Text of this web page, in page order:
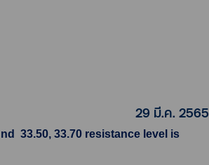
29 มี.ค. 2565
33.50, 33.70 resistance level is